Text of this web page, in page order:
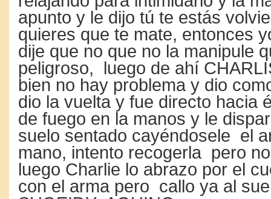
apunto y le dijo tú te estás
quieres que te mate, entonces
dije que no que no la manipule
peligroso, luego de ahí
bien no hay problema y dio
dio la vuelta y fue directo hacia
de fuego en la manos y le
suelo sentado cayéndosele el
mano, intento recogerla pero
luego Charlie lo abrazo por el
con el arma pero callo ya al